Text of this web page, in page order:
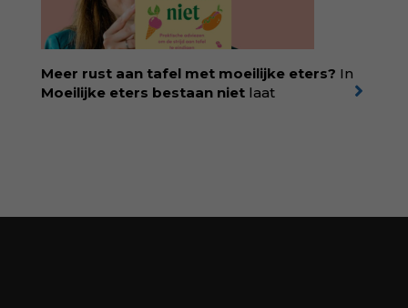
praktijk van zorg. Voor iedereen die wil
begrijpen wat er speelt rond vruchtbaarheid
en geboorte. Koop het boek via
singeluitgeverijen.nl/nijgh-van-
ditmar/boek/baas-in-eigen-buik
Meer rust aan tafel met moeilijke eters? In
Moeilijke eters bestaan niet laat